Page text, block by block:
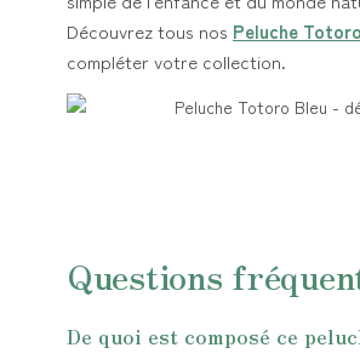
Découvrez tous nos Peluche Totoro
compléter votre collection.
Questions
De quoi est composé ce